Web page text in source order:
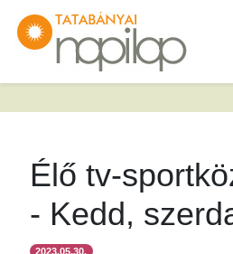
Élő tv-
- Kedd,
2023.05.30.